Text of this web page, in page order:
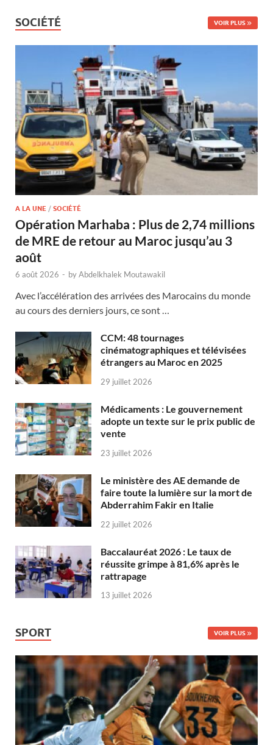
SOCIÉTÉ VOIR PLUS
A LA UNE / SOCIÉTÉ
Opération Marhaba : Plus de 2,74 millions
de MRE de retour au Maroc jusqu’au 3
août
6 août 2026 - byAbdelkhalek Moutawakil
Avec l’accélération des arrivées des Marocains du monde
au cours des derniers jours, ce sont …
CCM: 48 tournages
cinématographiques et télévisées
étrangers au Maroc en 2025
29 juillet 2026
Médicaments : Le gouvernement
adopte un texte sur le prix public de
vente
23 juillet 2026
Le ministère des AE demande de
faire toute la lumière sur la mort de
Abderrahim Fakir en Italie
22 juillet 2026
Baccalauréat 2026 : Le taux de
réussite grimpe à 81,6% après le
rattrapage
13 juillet 2026
SPORT VOIR PLUS